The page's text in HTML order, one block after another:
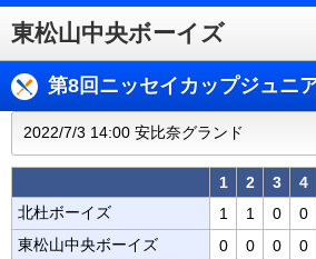
東松山中央ボーイズ
第8回ニッセイカップジュニ
2022/7/3 14:00 安比奈グランド
1 2 3 4
北杜ボーイズ
1 1 0 0
東松山中央ボーイズ
0 0 0 0